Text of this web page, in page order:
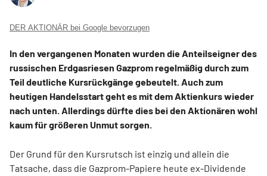
DER AKTIONÄR bei Google bevorzugen
In den vergangenen Monaten wurden die Anteilseigner des
russischen Erdgasriesen Gazprom regelmäßig durch zum
Teil deutliche Kursrückgänge gebeutelt. Auch zum
heutigen Handelsstart geht es mit dem Aktienkurs wieder
nach unten. Allerdings dürfte dies bei den Aktionären wohl
kaum für größeren Unmut sorgen.
Der Grund für den Kursrutsch ist einzig und allein die
Tatsache, dass die Gazprom-Papiere heute ex-Dividende